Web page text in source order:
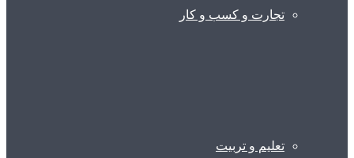
تجارت و کسب و کار
تعلیم و تربیت